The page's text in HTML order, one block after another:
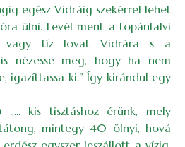
egész Vidráig szekérrel lehet
ülni. Levél ment a topánfalvi
vagy tíz lovat Vidrára s a
nézesse meg, hogy ha nem
igazíttassa ki.” Így kirándul egy
„... kis tisztáshoz érünk, mely
mintegy 40 ölnyi, hová